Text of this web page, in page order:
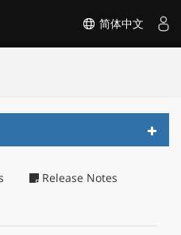
简体中文
Release Notes